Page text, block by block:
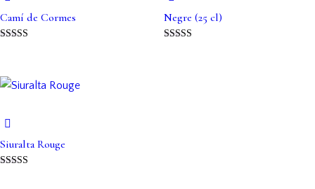
Camí de Cormes Negre (25 cl)
Siuralta Rouge